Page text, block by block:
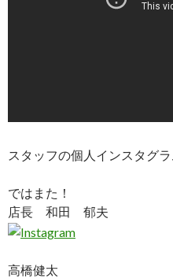
スタッフの個人インスタグ
ではまた！
店長 和田 郁夫
高橋健太